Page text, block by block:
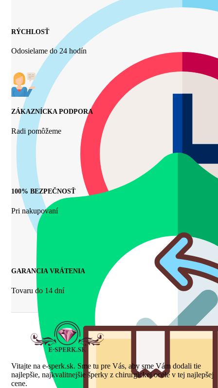
RÝCHLOSŤ
Odosielame do 24 hodín
ZÁKAZNÍCKA PODPORA
Radi pomôžeme
100% BEZPEČNOSŤ
Pri nakupovaní
GARANCIA VRÁTENIA
Tovaru do 14 dní
Vitajte na e-sperk.sk. Sme tu pre Vás, aby sme Vám dodali tie
najlepšie, najkvalitnejšie šperky z chirurgickej ocele v tej najlepšej
cene.